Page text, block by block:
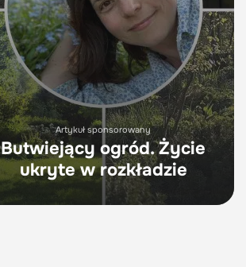
Artykuł sponsorowany
Butwiejący ogród. Życie
ukryte w rozkładzie